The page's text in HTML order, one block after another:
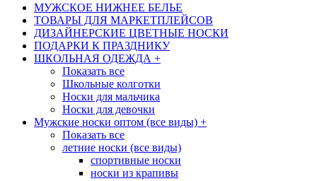
МУЖСКОЕ НИЖНЕЕ БЕЛЬЕ
ТОВАРЫ ДЛЯ МАРКЕТПЛЕЙСОВ
ДИЗАЙНЕРСКИЕ ЦВЕТНЫЕ НОСКИ
ПОДАРКИ К ПРАЗДНИКУ
ШКОЛЬНАЯ ОДЕЖДА +
Показать все
Школьные колготки
Носки для мальчика
Носки для девочки
Мужские носки оптом (все виды) +
Показать все
летние носки (все виды)
спортивные носки
носки из крапивы